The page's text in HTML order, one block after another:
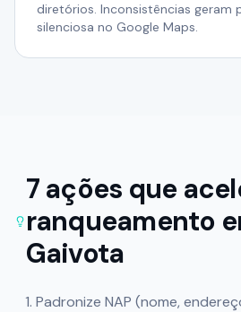
diretórios. Inconsistências geram
silenciosa no Google Maps.
7 ações que
ranqueamento
Gaivota
Padronize NAP (nome,